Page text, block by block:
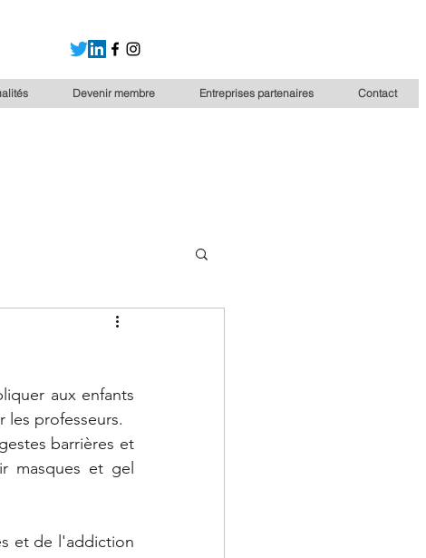
Devenir membre Entreprises partenaires Contact
aux enfants
les professeurs.
barrières et
masques et gel
et de l'addiction